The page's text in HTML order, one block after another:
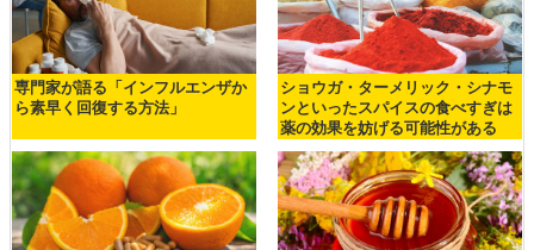
専門家が語る「インフルエンザか
ら素早く回復する方法」
ショウガ・ターメリック・シナモ
ンといったスパイスの食べすぎは
薬の効果を妨げる可能性がある